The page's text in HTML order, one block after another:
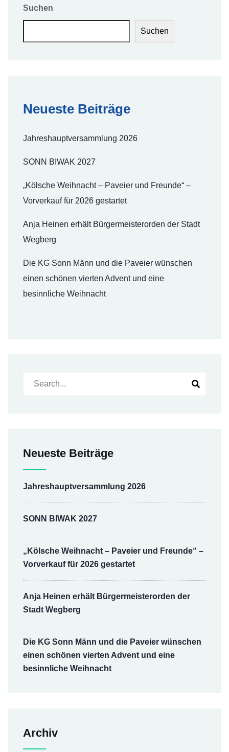
Suchen
Suchen
Neueste Beiträge
Jahreshauptversammlung 2026
SONN BIWAK 2027
„Kölsche Weihnacht – Paveier und Freunde“ –
Vorverkauf für 2026 gestartet
Anja Heinen erhält Bürgermeisterorden der Stadt
Wegberg
Die KG Sonn Männ und die Paveier wünschen
einen schönen vierten Advent und eine
besinnliche Weihnacht
Neueste Beiträge
Jahreshauptversammlung 2026
SONN BIWAK 2027
„Kölsche Weihnacht – Paveier und Freunde“ –
Vorverkauf für 2026 gestartet
Anja Heinen erhält Bürgermeisterorden der
Stadt Wegberg
Die KG Sonn Männ und die Paveier wünschen
einen schönen vierten Advent und eine
besinnliche Weihnacht
Archiv